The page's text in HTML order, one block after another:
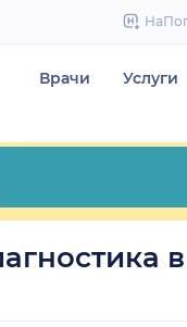
Врачи Услуги